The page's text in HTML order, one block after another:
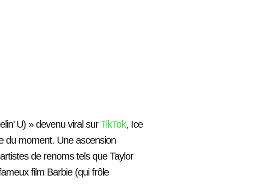
U) » devenu viral surTikTok, Ice
du moment. Une ascension
de renoms tels que Taylor
film Barbie (qui frôle